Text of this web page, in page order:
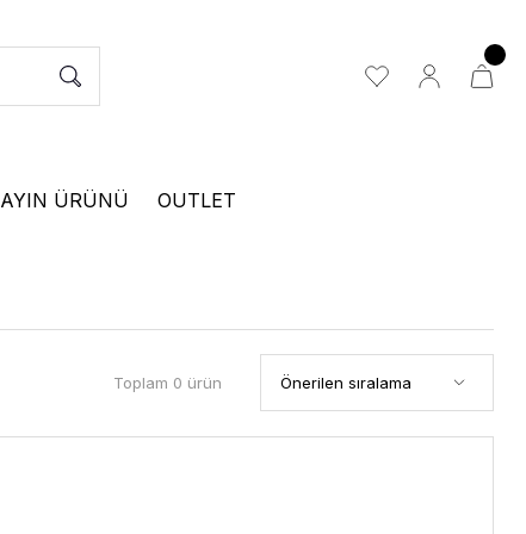
AYIN ÜRÜNÜ OUTLET
Toplam 0 ürün